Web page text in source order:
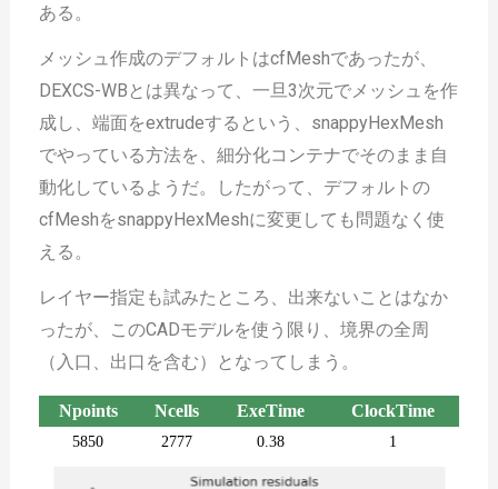
ある。
メッシュ作成のデフォルトはcfMeshであったが、
DEXCS-WBとは異なって、一旦3次元でメッシュを作
成し、端面をextrudeするという、snappyHexMesh
でやっている方法を、細分化コンテナでそのまま自
動化しているようだ。したがって、デフォルトの
cfMeshをsnappyHexMeshに変更しても問題なく使
える。
レイヤー指定も試みたところ、出来ないことはなか
ったが、このCADモデルを使う限り、境界の全周
（入口、出口を含む）となってしまう。
Npoints Ncells ExeTime ClockTime
5850 2777 0.38 1